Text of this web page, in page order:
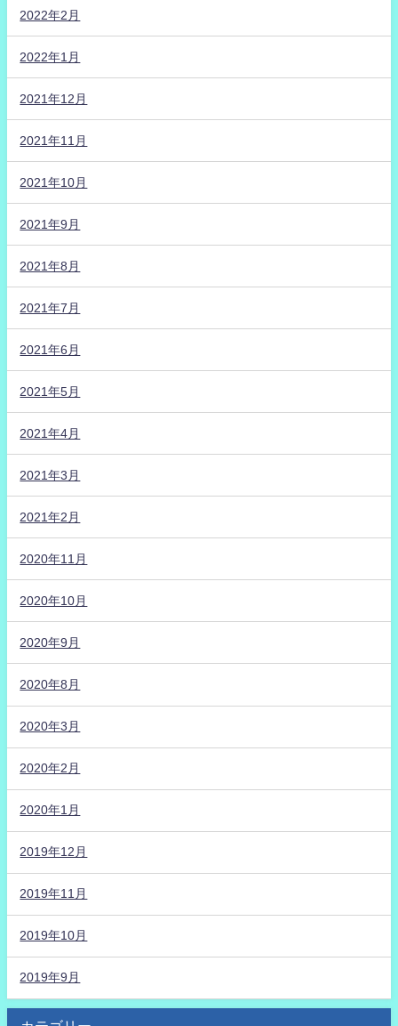
2022年2月
2022年1月
2021年12月
2021年11月
2021年10月
2021年9月
2021年8月
2021年7月
2021年6月
2021年5月
2021年4月
2021年3月
2021年2月
2020年11月
2020年10月
2020年9月
2020年8月
2020年3月
2020年2月
2020年1月
2019年12月
2019年11月
2019年10月
2019年9月